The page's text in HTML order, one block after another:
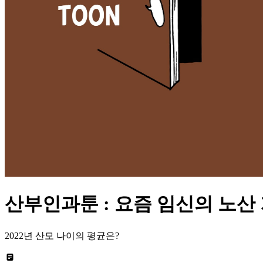
산부인과툰 : 요즘 임신의 노산
2022년 산모 나이의 평균은?